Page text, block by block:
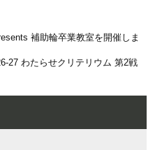
補助輪卒業教室を開催しま
27 わたらせクリテリウム 第2戦